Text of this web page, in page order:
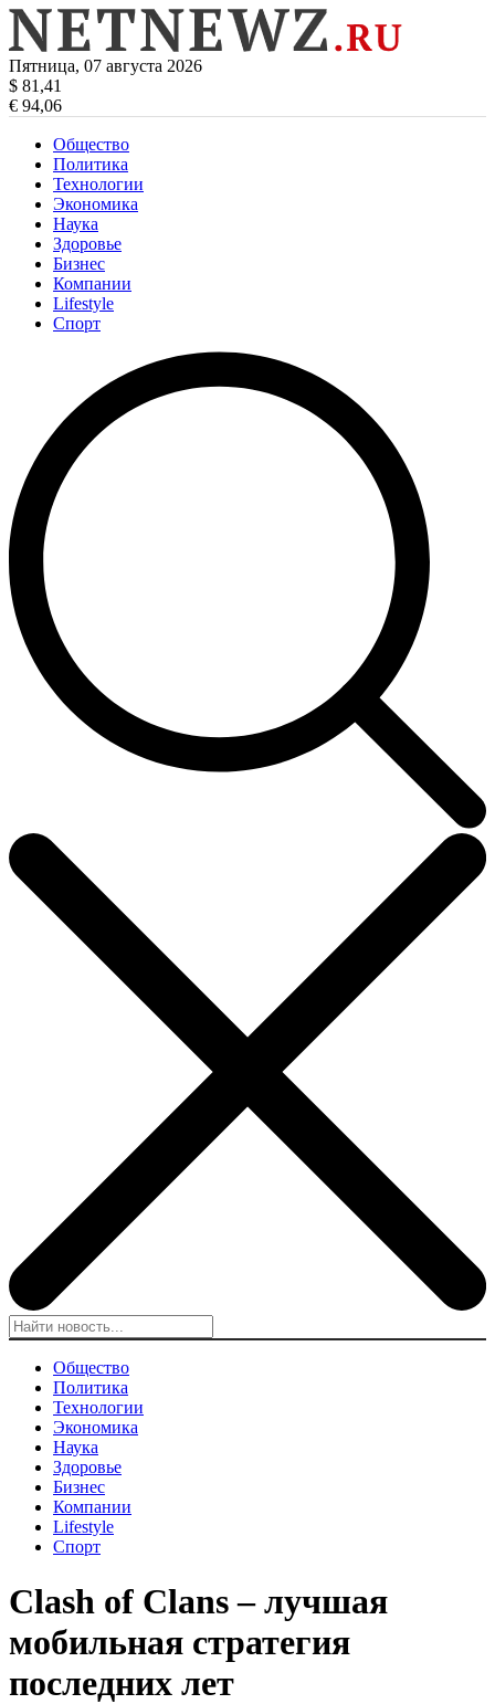
Пятница, 07 августа 2026
$ 81,41
€ 94,06
Общество
Политика
Технологии
Экономика
Наука
Здоровье
Бизнес
Компании
Lifestyle
Спорт
Общество
Политика
Технологии
Экономика
Наука
Здоровье
Бизнес
Компании
Lifestyle
Спорт
Clash of Clans – лучшая
мобильная стратегия
последних лет